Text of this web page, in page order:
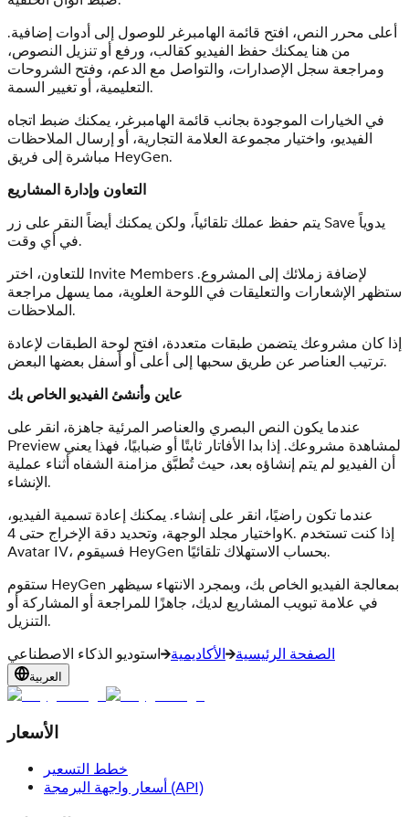
أعلى محرر النص، افتح قائمة الهامبرغر للوصول إلى أدوات إضافية.
من هنا يمكنك حفظ الفيديو كقالب، ورفع أو تنزيل النصوص،
ومراجعة سجل الإصدارات، والتواصل مع الدعم، وفتح الشروحات
التعليمية، أو تغيير السمة.
في الخيارات الموجودة بجانب قائمة الهامبرغر، يمكنك ضبط اتجاه
الفيديو، واختيار مجموعة العلامة التجارية، أو إرسال الملاحظات
مباشرة إلى فريق HeyGen.
التعاون وإدارة المشاريع
يتم حفظ عملك تلقائياً، ولكن يمكنك أيضاً النقر على زر Save يدوياً
في أي وقت.
للتعاون، اختر Invite Members لإضافة زملائك إلى المشروع.
ستظهر الإشعارات والتعليقات في اللوحة العلوية، مما يسهل مراجعة
الملاحظات.
إذا كان مشروعك يتضمن طبقات متعددة، افتح لوحة الطبقات لإعادة
ترتيب العناصر عن طريق سحبها إلى أعلى أو أسفل بعضها البعض.
عاين وأنشئ الفيديو الخاص بك
عندما يكون النص البصري والعناصر المرئية جاهزة، انقر على
Preview لمشاهدة مشروعك. إذا بدا الأفاتار ثابتًا أو ضبابيًا، فهذا يعني
أن الفيديو لم يتم إنشاؤه بعد، حيث تُطبَّق مزامنة الشفاه أثناء عملية
الإنشاء.
عندما تكون راضيًا، انقر على إنشاء. يمكنك إعادة تسمية الفيديو،
واختيار مجلد الوجهة، وتحديد دقة الإخراج حتى 4K. إذا كنت تستخدم
Avatar IV، فسيقوم HeyGen بحساب الاستهلاك تلقائيًا.
ستقوم HeyGen بمعالجة الفيديو الخاص بك، وبمجرد الانتهاء سيظهر
في علامة تبويب المشاريع لديك، جاهزًا للمراجعة أو المشاركة أو
التنزيل.
الصفحة الرئيسية
الأكاديمية استوديو الذكاء الاصطناعي
العربية
الأسعار
خطط التسعير
أسعار واجهة البرمجة (API)